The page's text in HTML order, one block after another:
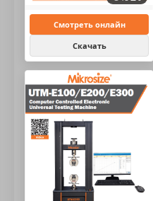
Смотреть онлайн
Скачать